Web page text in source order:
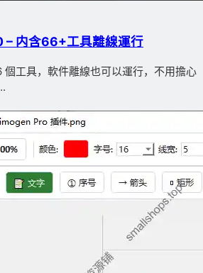
– 内含66+工具離線運行
個工具，軟件離線也可以運行，不用擔心